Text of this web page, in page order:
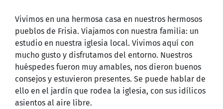
Vivimos en una hermosa casa en nuestros hermosos
pueblos de Frisia. Viajamos con nuestra familia: un
estudio en nuestra iglesia local. Vivimos aquí con
mucho gusto y disfrutamos del entorno. Nuestros
huéspedes fueron muy amables, nos dieron buenos
consejos y estuvieron presentes. Se puede hablar de
ello en el jardín que rodea la iglesia, con sus idílicos
asientos al aire libre.